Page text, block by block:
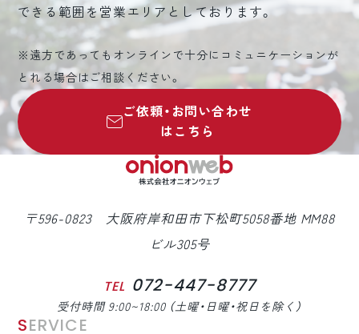
できる範囲を営業エリアとしております。
※遠方であってもオンラインで十分にコミュニケーションが
とれる場合はご相談ください。
ご依頼・お問い合わせ
はこちら
〒596-0823 大阪府岸和田市下松町5058番地 MM88
ビル305号
TEL 072-447-8777
受付時間 9:00~18:00 （土曜・日曜・祝日を除く）
SERVICE